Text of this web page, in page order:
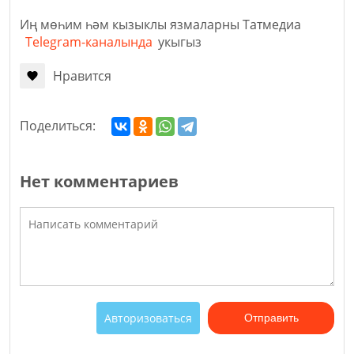
Иң мөһим һәм кызыклы язмаларны Татмедиа
Telegram-каналында укыгыз
Нравится
Поделиться:
Нет комментариев
Авторизоваться Отправить